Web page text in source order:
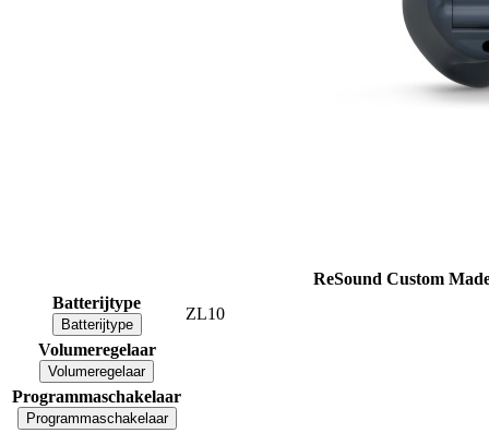
ReSound Custom
Batterijtype
Batterijtype
ZL10
Volumeregelaar
Volumeregelaar
Programmaschakelaar
Programmaschakelaar